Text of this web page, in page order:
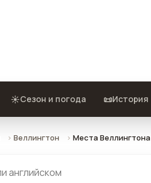
☀️Сезон и погода 📜История
Веллингтон Места Веллингтона